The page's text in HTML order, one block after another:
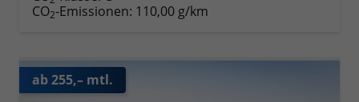
CO2-Emissionen: 110,00 g/km
ab 255,– mtl.